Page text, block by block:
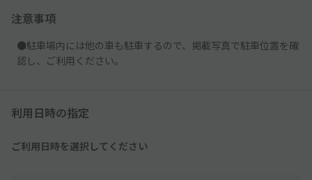
注意事項
●駐車場内には他の車も駐車するので、掲載写真で駐車位置を確
認し、ご利用ください。
利用日時の指定
ご利用日時を選択してください